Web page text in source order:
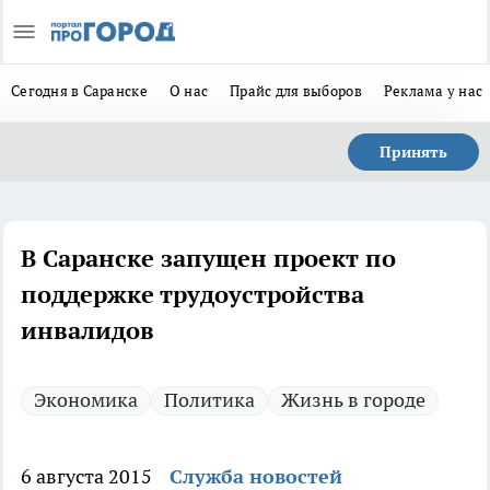
Сегодня в Саранске О нас Прайс для выборов Реклама у нас
Принять
В Саранске запущен проект по
поддержке трудоустройства
инвалидов
Экономика Политика Жизнь в городе
6 августа 2015 Служба новостей